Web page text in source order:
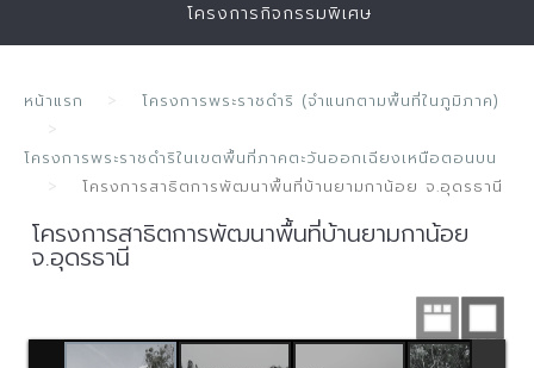
โครงการกิจกรรมพิเศษ
หน้าแรก โครงการพระราชดำริ (จำแนกตามพื้นที่ในภูมิภาค)
โครงการพระราชดำริในเขตพื้นที่ภาคตะวันออกเฉียงเหนือตอนบน
โครงการสาธิตการพัฒนาพื้นที่บ้านยามกาน้อย จ.อุดรธานี
โครงการสาธิตการพัฒนาพื้นที่บ้านยามกาน้อย
จ.อุดรธานี